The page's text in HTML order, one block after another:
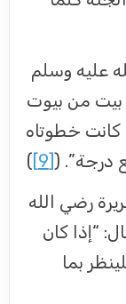
عليه وسلم
بيت من بيوت
كانت خطوتاه
درجة”. ([9]
)
رضي الله
“إذا كان
بما